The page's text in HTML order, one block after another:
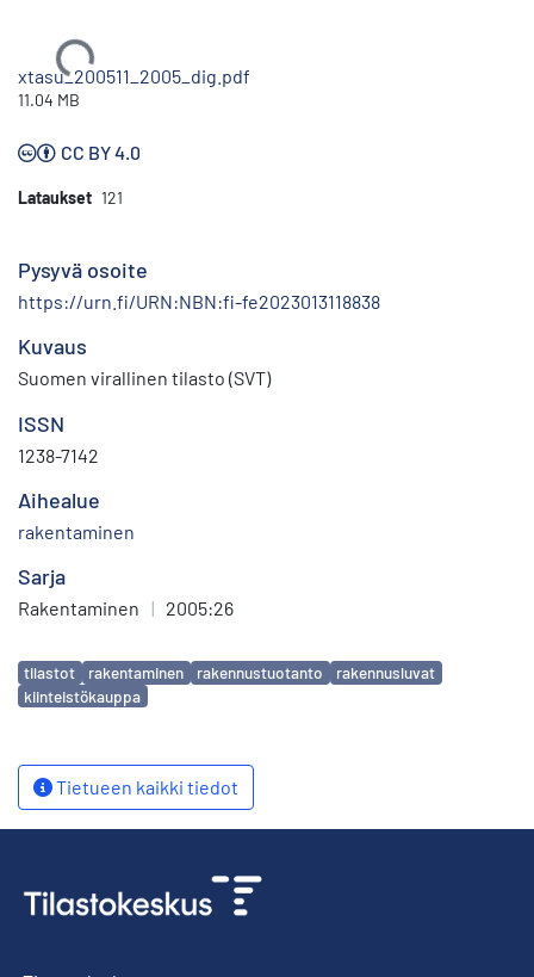
Ladataan...
xtasu_200511_2005_dig.pdf
11.04 MB
CC BY 4.0
Lataukset 121
Pysyvä osoite
https://urn.fi/URN:NBN:fi-fe2023013118838
Kuvaus
Suomen virallinen tilasto (SVT)
ISSN
1238-7142
Aihealue
rakentaminen
Sarja
Rakentaminen | 2005:26
Avainsanat
tilastot rakentaminen rakennustuotanto
rakennusluvat
kiinteistökauppa
Tietueen kaikki tiedot